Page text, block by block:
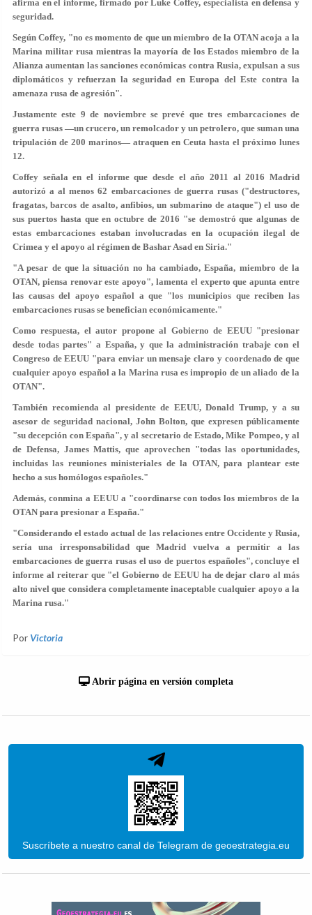
afirma en el informe, firmado por Luke Coffey, especialista en defensa y
seguridad.
Según Coffey, "no es momento de que un miembro de la OTAN acoja a la
Marina militar rusa mientras la mayoría de los Estados miembro de la
Alianza aumentan las sanciones económicas contra Rusia, expulsan a sus
diplomáticos y refuerzan la seguridad en Europa del Este contra la
amenaza rusa de agresión".
Justamente este 9 de noviembre se prevé que tres embarcaciones de
guerra rusas —un crucero, un remolcador y un petrolero, que suman una
tripulación de 200 marinos— atraquen en Ceuta hasta el próximo lunes
12.
Coffey señala en el informe que desde el año 2011 al 2016 Madrid
autorizó a al menos 62 embarcaciones de guerra rusas ("destructores,
fragatas, barcos de asalto, anfibios, un submarino de ataque") el uso de
sus puertos hasta que en octubre de 2016 "se demostró que algunas de
estas embarcaciones estaban involucradas en la ocupación ilegal de
Crimea y el apoyo al régimen de Bashar Asad en Siria."
"A pesar de que la situación no ha cambiado, España, miembro de la
OTAN, piensa renovar este apoyo", lamenta el experto que apunta entre
las causas del apoyo español a que "los municipios que reciben las
embarcaciones rusas se benefician económicamente."
Como respuesta, el autor propone al Gobierno de EEUU "presionar
desde todas partes" a España, y que la administración trabaje con el
Congreso de EEUU "para enviar un mensaje claro y coordenado de que
cualquier apoyo español a la Marina rusa es impropio de un aliado de la
OTAN".
También recomienda al presidente de EEUU, Donald Trump, y a su
asesor de seguridad nacional, John Bolton, que expresen públicamente
"su decepción con España", y al secretario de Estado, Mike Pompeo, y al
de Defensa, James Mattis, que aprovechen "todas las oportunidades,
incluidas las reuniones ministeriales de la OTAN, para plantear este
hecho a sus homólogos españoles."
Además, conmina a EEUU a "coordinarse con todos los miembros de la
OTAN para presionar a España."
"Considerando el estado actual de las relaciones entre Occidente y Rusia,
sería una irresponsabilidad que Madrid vuelva a permitir a las
embarcaciones de guerra rusas el uso de puertos españoles", concluye el
informe al reiterar que "el Gobierno de EEUU ha de dejar claro al más
alto nivel que considera completamente inaceptable cualquier apoyo a la
Marina rusa."
Por Victoria
Abrir página en versión completa
Suscríbete a nuestro canal de Telegram de geoestrategia.eu